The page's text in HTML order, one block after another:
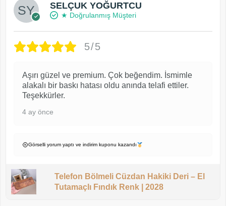
SELÇUK YOĞURTCU
★ Doğrulanmış Müşteri
5/5
Aşırı güzel ve premium. Çok beğendim. İsmimle
alakalı bir baskı hatası oldu anında telafi ettiler.
Teşekkürler.
4 ay önce
Görselli yorum yaptı ve indirim kuponu kazandı
Telefon Bölmeli Cüzdan Hakiki Deri – El
Tutamaçlı Fındık Renk | 2028